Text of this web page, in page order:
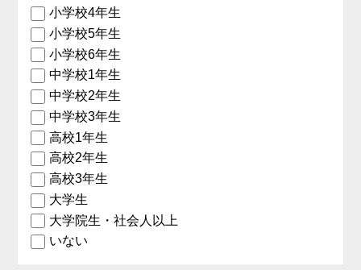
小学校4年生
小学校5年生
小学校6年生
中学校1年生
中学校2年生
中学校3年生
高校1年生
高校2年生
高校3年生
大学生
大学院生・社会人以上
いない